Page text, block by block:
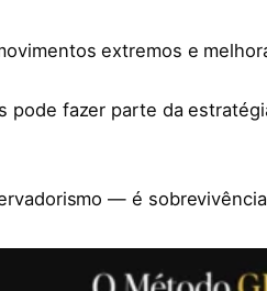
extremos e
pode fazer parte da
— é